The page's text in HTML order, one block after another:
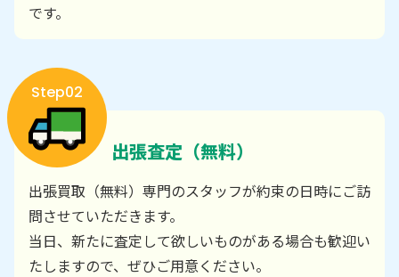
です。
Step02
出張査定（無料）
出張買取（無料）専門のスタッフが約束の日時にご訪
問させていただきます。
当日、新たに査定して欲しいものがある場合も歓迎い
たしますので、ぜひご用意ください。